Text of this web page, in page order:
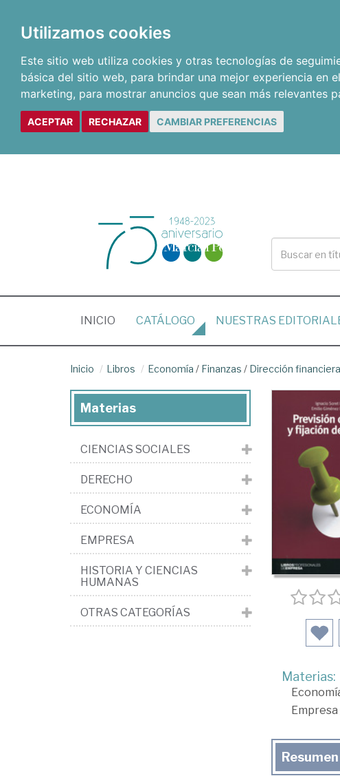
Utilizamos cookies
Este sitio web utiliza cookies y otras tecnologías de
básica del sitio web, para brindar una mejor experiencia en
marketing, para mostrar anuncios que sean más relevantes
ACEPTAR RECHAZAR CAMBIAR PREFERENCIAS
INICIO (CURRENT)
CATÁLOGO NUESTRAS
Inicio Libros Economía / Finanzas / Dirección financiera
Materias:
Empresa
Resumen
Materias
CIENCIAS SOCIALES
DERECHO
ECONOMÍA
EMPRESA
HISTORIA Y CIENCIAS
HUMANAS
OTRAS CATEGORÍAS